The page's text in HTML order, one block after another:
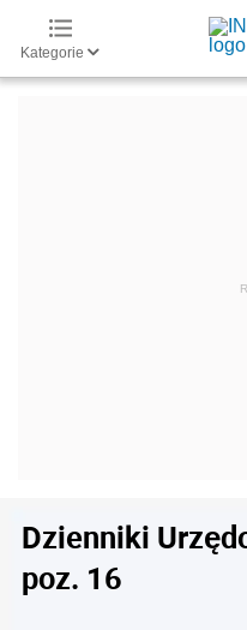
Kategorie
Dzienniki
poz. 16